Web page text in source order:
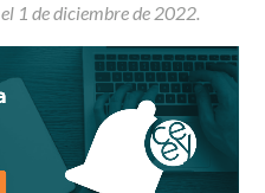
el 1 de diciembre de 2022.